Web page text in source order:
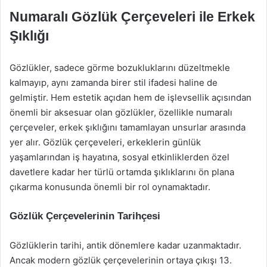
Numaralı Gözlük Çerçeveleri ile Erkek
Şıklığı
Gözlükler, sadece görme bozukluklarını düzeltmekle
kalmayıp, aynı zamanda birer stil ifadesi haline de
gelmiştir. Hem estetik açıdan hem de işlevsellik açısından
önemli bir aksesuar olan gözlükler, özellikle numaralı
çerçeveler, erkek şıklığını tamamlayan unsurlar arasında
yer alır. Gözlük çerçeveleri, erkeklerin günlük
yaşamlarından iş hayatına, sosyal etkinliklerden özel
davetlere kadar her türlü ortamda şıklıklarını ön plana
çıkarma konusunda önemli bir rol oynamaktadır.
Gözlük Çerçevelerinin Tarihçesi
Gözlüklerin tarihi, antik dönemlere kadar uzanmaktadır.
Ancak modern gözlük çerçevelerinin ortaya çıkışı 13.